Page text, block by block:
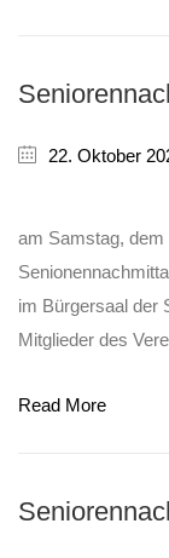
22. Oktober
am Samstag, dem
im Bürgersaal der
Mitglieder des
Read More